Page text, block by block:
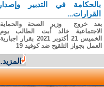
بالحكامة في التدبير وإصدار
القرارات...
بعد خروج وزير الصحة والحماية
الاجتماعية خالد أبت الطالب يوم
الخميس 21 أكتوبر 2021 بقرار اجبارية
العمل بجواز التلقيح ضد كوفيد 19
المزيد...